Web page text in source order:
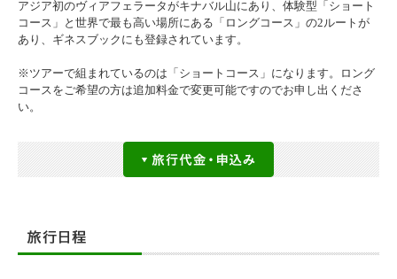
アジア初のヴィアフェラータがキナバル山にあり、体験型「ショート
コース」と世界で最も高い場所にある「ロングコース」の2ルートが
あり、ギネスブックにも登録されています。
※ツアーで組まれているのは「ショートコース」になります。ロング
コースをご希望の方は追加料金で変更可能ですのでお申し出くださ
い。